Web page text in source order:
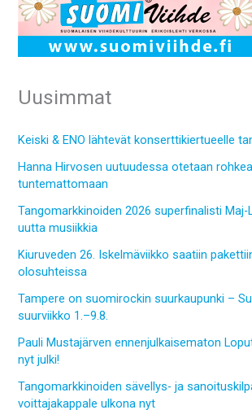
Uusimmat
Keiski & ENO lähtevät konserttikiertueelle
Hanna Hirvosen uutuudessa otetaan
tuntemattomaan
Tangomarkkinoiden 2026 superfinalisti Maj-
uutta musiikkia
Kiuruveden 26. Iskelmäviikko saatiin
olosuhteissa
Tampere on suomirockin suurkaupunki –
suurviikko 1.–9.8.
Pauli Mustajärven ennenjulkaisematon
nyt julki!
Tangomarkkinoiden sävellys- ja
voittajakappale ulkona nyt